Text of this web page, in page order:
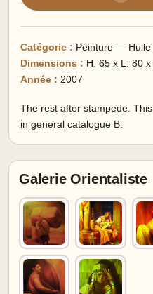
Catégorie : Peinture — Huile
Dimensions : H: 65 x L: 80 x
Année : 2007
The rest after stampede.
in general catalogue B.
Galerie Orientaliste